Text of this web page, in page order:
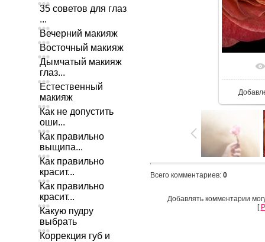
35 советов для глаз
...
Вечерний макияж
Восточный макияж
Дымчатый макияж
глаз...
Естественный
макияж
Как не допустить
оши...
Как правильно
выщипа...
Как правильно
красит...
Как правильно
красит...
Какую пудру
выбрать
Коррекция губ и
Всего комментариев: 0
Добавлять комментарии
[